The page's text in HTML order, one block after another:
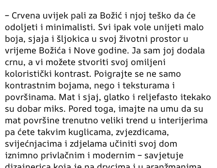
– Crvena uvijek pali za Božić i njoj teško da će
odoljeti i minimalisti. Svi ipak vole unijeti malo
boja, sjaja i šljokica u svoj životni prostor u
vrijeme Božića i Nove godine. Ja sam joj dodala
crnu, a vi možete stvoriti svoj omiljeni
koloristički kontrast. Poigrajte se ne samo
kontrastnim bojama, nego i teksturama i
površinama. Mat i sjaj, glatko i reljefasto itekako
su dobar miks. Pored toga, imajte na umu da su
mat površine trenutno veliki trend u interijerima
pa ćete takvim kuglicama, zvjezdicama,
svijećnjacima i zdjelama učiniti svoj dom
iznimno privlačnim i modernim – savjetuje